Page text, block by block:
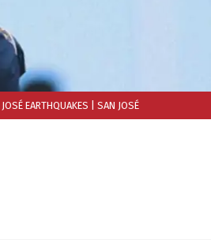
EARTHQUAKES | SAN JOSÉ